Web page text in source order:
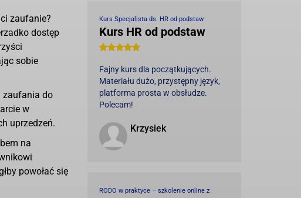
zaufanie?
dostęp
sobie
zaufania do
w
uprzedzeń.
na
powołać się
Kurs Specjalista ds. HR od podstaw
Kurs HR od podstaw
Fajny kurs dla początkujących.
Materiału dużo, przystępny język,
platforma prosta w obsłudze.
Polecam!
Krzysiek
RODO w praktyce – szkolenie online z